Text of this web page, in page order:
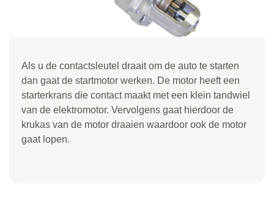
Als u de contactsleutel draait om de auto te starten
dan gaat de startmotor werken. De motor heeft een
starterkrans die contact maakt met een klein tandwiel
van de elektromotor. Vervolgens gaat hierdoor de
krukas van de motor draaien waardoor ook de motor
gaat lopen.